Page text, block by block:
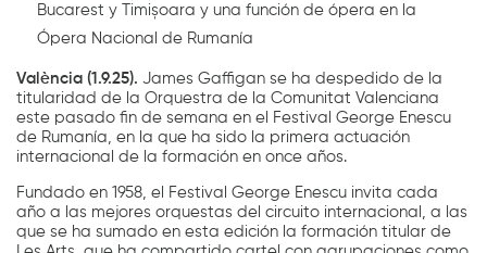
Bucarest y Timișoara y una función de ópera en la
Ópera Nacional de Rumanía
València (1.9.25).James Gaffigan se ha despedido de la
titularidad de la Orquestra de la Comunitat Valenciana
este pasado fin de semana en el Festival George Enescu
de Rumanía, en la que ha sido la primera actuación
internacional de la formación en once años.
Fundado en 1958, el Festival George Enescu invita cada
año a las mejores orquestas del circuito internacional, a las
que se ha sumado en esta edición la formación titular de